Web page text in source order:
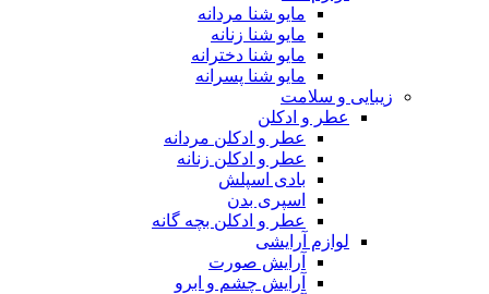
مایو شنا مردانه
مایو شنا زنانه
مایو شنا دخترانه
مایو شنا پسرانه
زیبایی و سلامت
عطر و ادکلن
عطر و ادکلن مردانه
عطر و ادکلن زنانه
بادی اسپلش
اسپری بدن
عطر و ادکلن بچه گانه
لوازم آرایشی
آرایش صورت
آرایش چشم و ابرو